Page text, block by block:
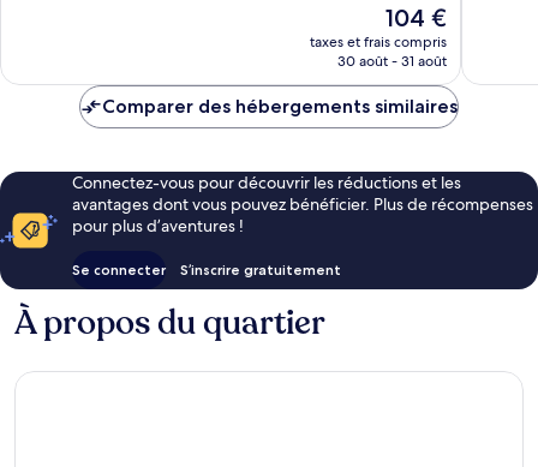
Le
nouveau
prix
de
104 €
taxes et frais compris
30 août - 31 août
Comparer des hébergements similaires
Connectez-vous pour découvrir les réductions et les
avantages dont vous pouvez bénéficier. Plus de récompenses
pour plus d’aventures !
Se connecter S’inscrire gratuitement
À propos du quartier